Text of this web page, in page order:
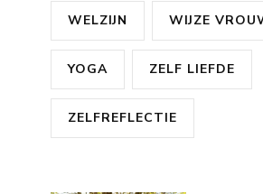
WELZIJN WIJZE
YOGA ZELF LIEFDE
ZELFREFLECTIE